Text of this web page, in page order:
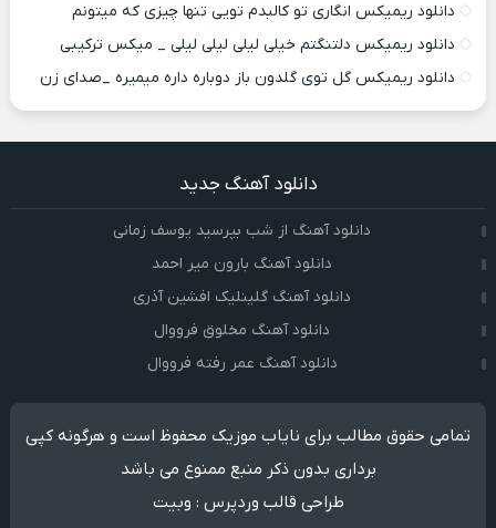
دانلود ریمیکس انگاری تو کالبدم تویی تنها چیزی که میتونم
دانلود ریمیکس دلتنگتم خیلی لیلی لیلی لیلی _ میکس ترکیبی
دانلود ریمیکس گل توی گلدون باز دوباره داره میمیره _صدای زن
دانلود آهنگ جدید
دانلود آهنگ از شب بپرسید یوسف زمانی
دانلود آهنگ بارون میر احمد
دانلود آهنگ گلینلیک افشین آذری
دانلود آهنگ مخلوق فرووال
دانلود آهنگ عمر رفته فرووال
تمامی حقوق مطالب برای نایاب موزیک محفوظ است و هرگونه کپی
برداری بدون ذکر منبع ممنوع می باشد
طراحی قالب وردپرس : وبیت